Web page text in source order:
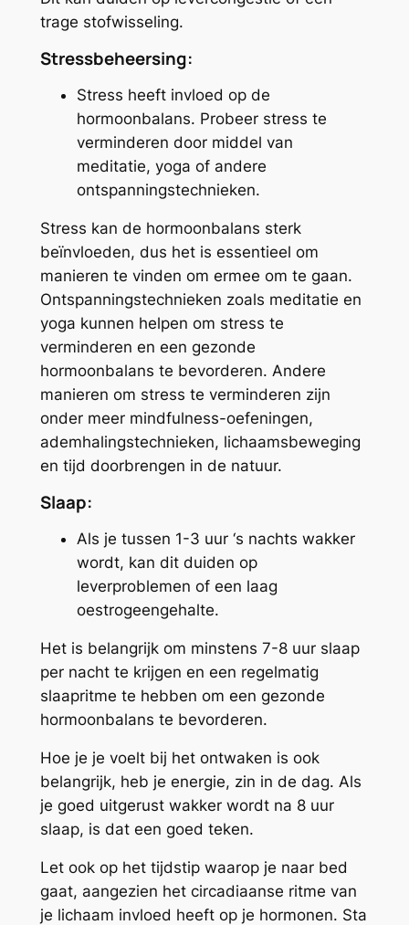
trage stofwisseling.
Stressbeheersing:
Stress heeft invloed op de
hormoonbalans. Probeer stress te
verminderen door middel van
meditatie, yoga of andere
ontspanningstechnieken.
Stress kan de hormoonbalans sterk
beïnvloeden, dus het is essentieel om
manieren te vinden om ermee om te gaan.
Ontspanningstechnieken zoals meditatie en
yoga kunnen helpen om stress te
verminderen en een gezonde
hormoonbalans te bevorderen. Andere
manieren om stress te verminderen zijn
onder meer mindfulness-oefeningen,
ademhalingstechnieken, lichaamsbeweging
en tijd doorbrengen in de natuur.
Slaap:
Als je tussen 1-3 uur ‘s nachts wakker
wordt, kan dit duiden op
leverproblemen of een laag
oestrogeengehalte.
Het is belangrijk om minstens 7-8 uur slaap
per nacht te krijgen en een regelmatig
slaapritme te hebben om een gezonde
hormoonbalans te bevorderen.
Hoe je je voelt bij het ontwaken is ook
belangrijk, heb je energie, zin in de dag. Als
je goed uitgerust wakker wordt na 8 uur
slaap, is dat een goed teken.
Let ook op het tijdstip waarop je naar bed
gaat, aangezien het circadiaanse ritme van
je lichaam invloed heeft op je hormonen. Sta